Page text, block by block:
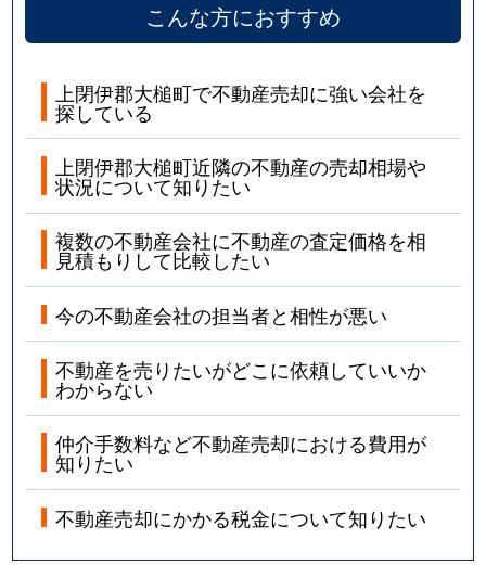
こんな方におすすめ
上閉伊郡大槌町で不動産売却に強い会社を
探している
上閉伊郡大槌町近隣の不動産の売却相場や
状況について知りたい
複数の不動産会社に不動産の査定価格を相
見積もりして比較したい
今の不動産会社の担当者と相性が悪い
不動産を売りたいがどこに依頼していいか
わからない
仲介手数料など不動産売却における費用が
知りたい
不動産売却にかかる税金について知りたい